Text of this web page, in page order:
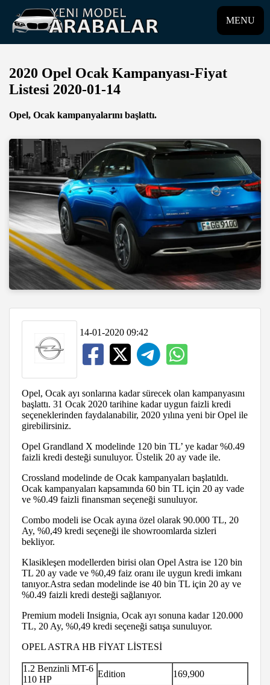
MENU
2020 Opel Ocak Kampanyası-Fiyat
Listesi 2020-01-14
Opel, Ocak kampanyalarını başlattı.
14-01-2020 09:42
Opel, Ocak ayı sonlarına kadar sürecek olan kampanyasını
başlattı. 31 Ocak 2020 tarihine kadar uygun faizli kredi
seçeneklerinden faydalanabilir, 2020 yılına yeni bir Opel ile
girebilirsiniz.
Opel Grandland X modelinde 120 bin TL’ ye kadar %0.49
faizli kredi desteği sunuluyor. Üstelik 20 ay vade ile.
Crossland modelinde de Ocak kampanyaları başlatıldı.
Ocak kampanyaları kapsamında 60 bin TL için 20 ay vade
ve %0.49 faizli finansman seçeneği sunuluyor.
Combo modeli ise Ocak ayına özel olarak 90.000 TL, 20
Ay, %0,49 kredi seçeneği ile showroomlarda sizleri
bekliyor.
Klasikleşen modellerden birisi olan Opel Astra ise 120 bin
TL 20 ay vade ve %0,49 faiz oranı ile uygun kredi imkanı
tanıyor.Astra sedan modelinde ise 40 bin TL için 20 ay ve
%0.49 faizli kredi desteği sağlanıyor.
Premium modeli Insignia, Ocak ayı sonuna kadar 120.000
TL, 20 Ay, %0,49 kredi seçeneği satışa sunuluyor.
OPEL ASTRA HB FİYAT LİSTESİ
1.2 Benzinli MT-6
110 HP
Edition
169,900